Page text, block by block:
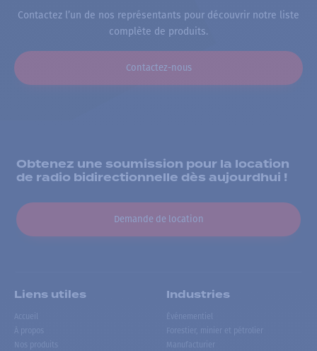
Contactez l’un de nos représentants pour découvrir notre liste
complète de produits.
Contactez-nous
Obtenez une soumission pour la location
de radio bidirectionnelle dès aujourdhui !
Demande de location
Liens utiles
Accueil
À propos
Nos produits
Industries
Événementiel
Forestier, minier et pétrolier
Manufacturier